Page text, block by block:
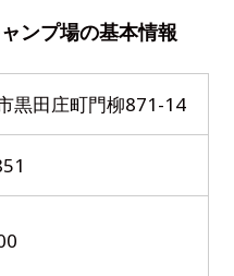
ンプ場の基本情報
黒田庄町門柳871-14